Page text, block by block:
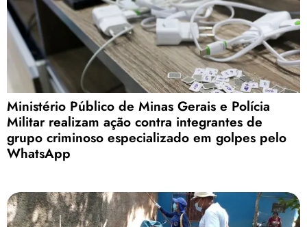
Ministério Público de Minas Gerais e Polícia
Militar realizam ação contra integrantes de
grupo criminoso especializado em golpes pelo
WhatsApp